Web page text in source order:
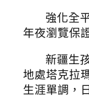
強化全
年夜瀏覽保
新疆生
地處塔克拉
生涯單調，